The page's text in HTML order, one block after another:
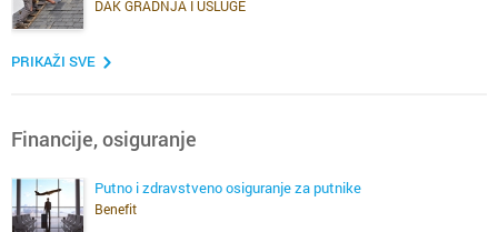
DAK GRADNJA I USLUGE
PRIKAŽI SVE
Financije, osiguranje
Putno i zdravstveno osiguranje za putnike
Benefit